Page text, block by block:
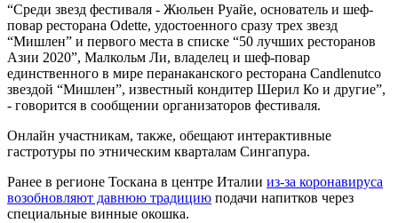
“Среди звезд фестиваля - Жюльен Руайе, основатель и шеф-
повар ресторана Odette, удостоенного сразу трех звезд
“Мишлен” и первого места в списке “50 лучших ресторанов
Азии 2020”, Малкольм Ли, владелец и шеф-повар
единственного в мире перанаканского ресторана Candlenutсо
звездой “Мишлен”, известный кондитер Шерил Ко и другие”,
- говорится в сообщении организаторов фестиваля.
Онлайн участникам, также, обещают интерактивные
гастротуры по этническим кварталам Сингапура.
Ранее в регионе Тоскана в центре Италии из-за коронавируса
возобновляют давнюю традицию подачи напитков через
специальные винные окошка.